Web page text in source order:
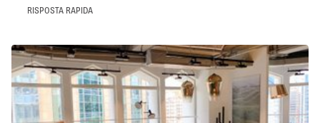
Camion
Fiera/festival
Galleria d'arte
Hall
RISPOSTA RAPIDA